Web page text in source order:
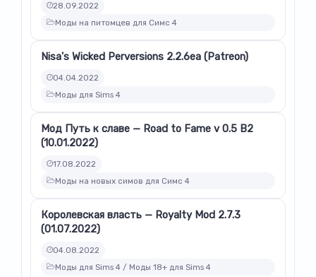
28.09.2022
Моды на питомцев для Симс 4
Nisa's Wicked Perversions 2.2.6ea (Patreon)
04.04.2022
Моды для Sims 4
Мод Путь к славе — Road to Fame v 0.5 B2
(10.01.2022)
17.08.2022
Моды на новых симов для Симс 4
Королевская власть — Royalty Mod 2.7.3
(01.07.2022)
04.08.2022
Моды для Sims 4 / Моды 18+ для Sims 4